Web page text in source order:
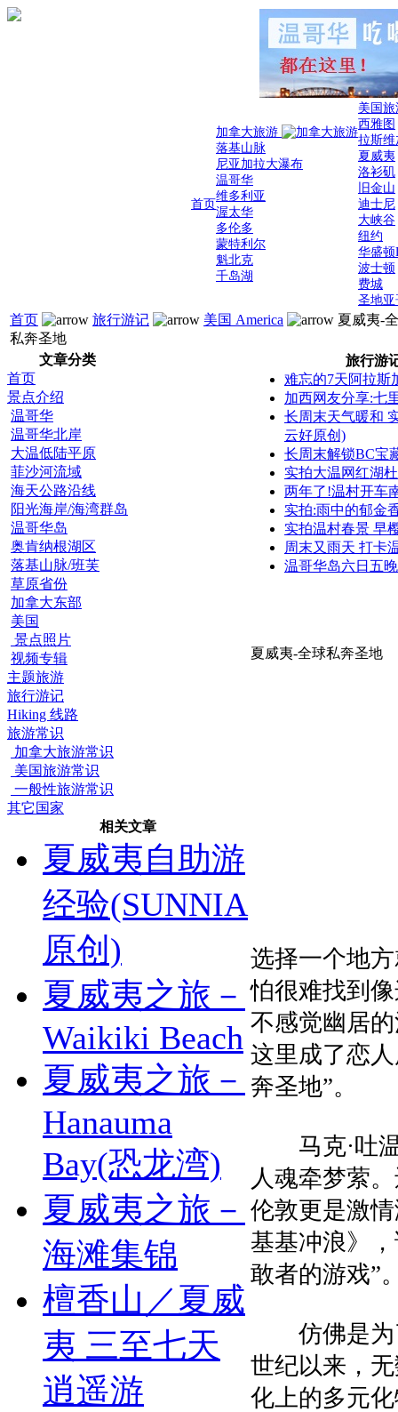
首页
加拿大旅游
落基山脉
尼亚加拉大瀑布
温哥华
维多利亚
渥太华
多伦多
蒙特利尔
魁北克
千岛湖
美国
西雅图
拉斯维
夏威夷
洛衫矶
旧金山
迪士尼
大峡谷
纽约
华盛顿
波士顿
费城
圣地亚
首页 旅行游记 美国 America
夏威夷-
私奔圣地
文章分类
首页
景点介绍
温哥华
温哥华北岸
大温低陆平原
菲沙河流域
海天公路沿线
阳光海岸/海湾群岛
温哥华岛
奥肯纳根湖区
落基山脉/班芙
草原省份
加拿大东部
美国
景点照片
视频专辑
主题旅游
旅行游记
Hiking 线路
旅游常识
加拿大旅游常识
美国旅游常识
一般性旅游常识
其它国家
相关文章
夏威夷自助游
经验(SUNNIA
原创)
夏威夷之旅－
Waikiki Beach
夏威夷之旅－
Hanauma
Bay(恐龙湾)
夏威夷之旅－
海滩集锦
檀香山／夏威
夷 三至七天
逍遥游
旅行游
难忘的7天阿拉斯
加西网友分享:七
长周末天气暖和
云好原创)
长周末解锁BC宝
实拍大温网红湖
两年了!温村开车
实拍:雨中的郁金
实拍温村春景 早
周末又雨天 打卡
温哥华岛六日五
夏威夷-全球私奔圣地
选择一个地
怕很难找到
不感觉幽居
这里成了恋
奔圣地”。
马克·吐温
人魂牵梦萦
伦敦更是激
基基冲浪》
敢者的游戏”
仿佛是为
世纪以来，
化上的多元